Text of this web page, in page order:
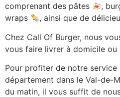
comprenant des pâtes
,
wraps
, ainsi que de
Chez Call Of Burger, nous
vous faire livrer à domicile
Pour profiter de notre service
département dans le Val-de-
du matin, il vous suffit de